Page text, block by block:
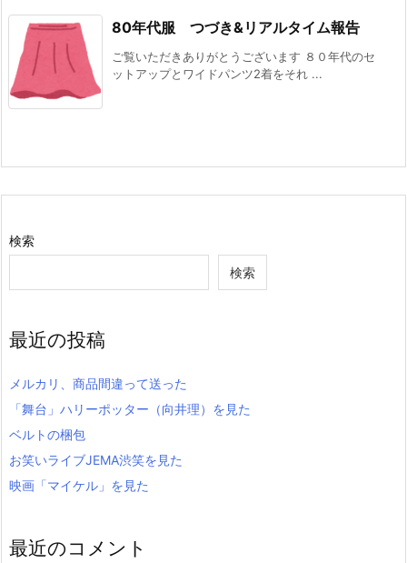
80年代服 つづき&リアルタイム報告
ご覧いただきありがとうございます ８０年代のセ
ットアップとワイドパンツ2着をそれ ...
検索
検索
最近の投稿
メルカリ、商品間違って送った
「舞台」ハリーポッター（向井理）を見た
ベルトの梱包
お笑いライブJEMA渋笑を見た
映画「マイケル」を見た
最近のコメント